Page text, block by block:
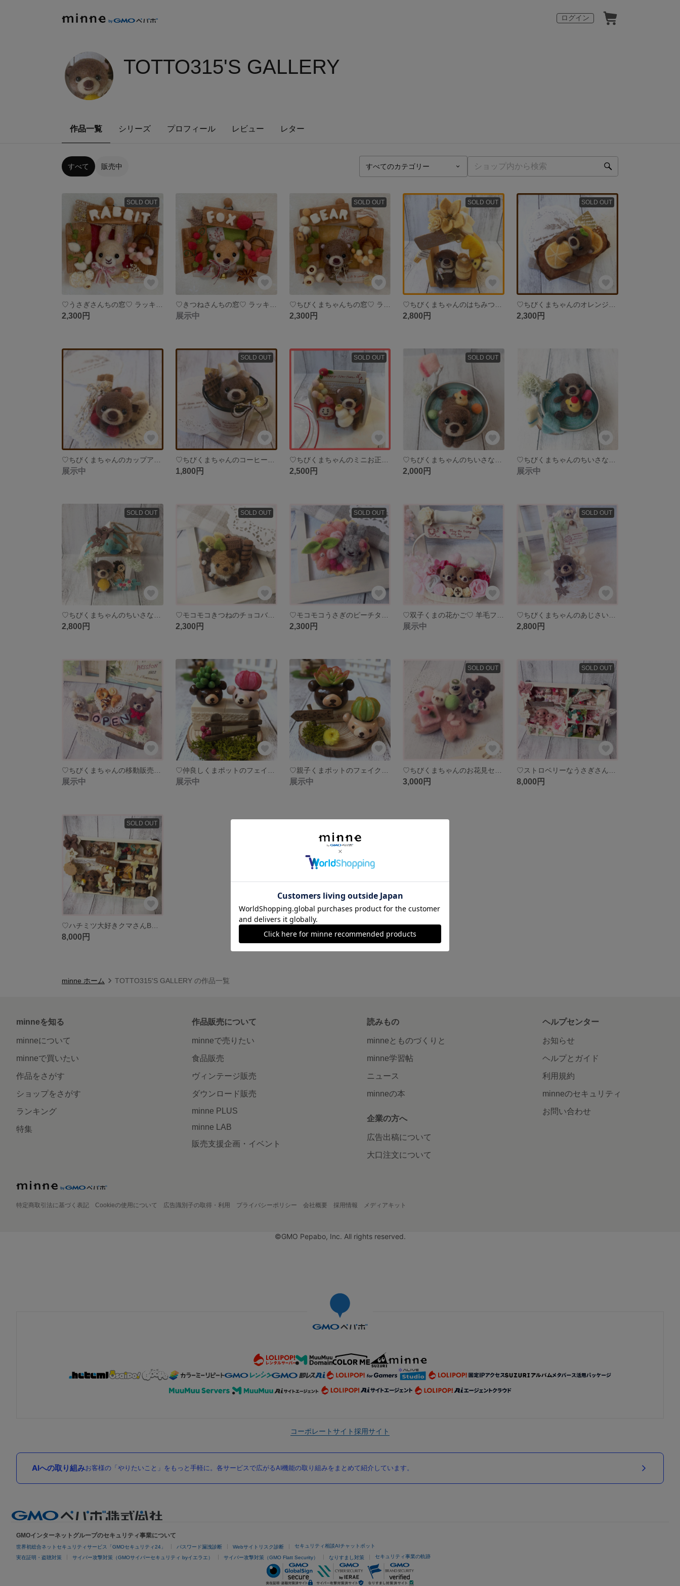
ログイン
TOTTO315'S GALLERY
作品一覧 シリーズ プロフィール レビュー レター
すべて 販売中
SOLD OUT
2,300円 展示中
SOLD OUT
2,300円
SOLD OUT
2,800円
SOLD OUT
2,300円
展示中
SOLD OUT
1,800円
SOLD OUT
2,500円
SOLD OUT
2,000円 展示中
SOLD OUT
2,800円
SOLD OUT
♡モコモコきつねのチョコバナナタルト ブローチ♡ 羊毛フェルト ブローチ タルト ミニチュアスイーツ ミニチュア
2,300円
SOLD OUT
2,300円 展示中
SOLD OUT
2,800円
展示中 展示中 展示中
SOLD OUT
3,000円
SOLD OUT
8,000円
SOLD OUT
8,000円
minne ホーム TOTTO315'S GALLERY の作品一覧
minneを知る
minneについて
minneで買いたい
作品をさがす
ショップをさがす
ランキング
特集
作品販売について
minneで売りたい
食品販売
ヴィンテージ販売
ダウンロード販売
minne PLUS
minne LAB
販売支援企画・イベント
読みもの
minneとものづくりと
minne学習帖
ニュース
minneの本
企業の方へ
広告出稿について
大口注文について
ヘルプセンター
お知らせ
ヘルプとガイド
利用規約
minneのセキュリティ
お問い合わせ
特定商取引法に基づく表記 Cookieの使用について 広告識別子の取得・利用 プライバシーポリシー 会社概要 採用情報 メディアキット
©GMO Pepabo, Inc. All rights reserved.
コーポレートサイト採用サイト
AIへの取り組みお客様の「やりたいこと」をもっと手軽に。各サービスで広がるAI機能の取り組みをまとめて紹介しています。
GMOインターネットグループのセキュリティ事業について
世界初総合ネットセキュリティサービス「GMOセキュリティ24」 パスワード漏洩診断 Webサイトリスク診断 セキュリティ相談AIチャットボット
実在証明・盗聴対策 サイバー攻撃対策（GMOサイバーセキュリティ byイエラエ） サイバー攻撃対策（GMO Flatt Security） なりすまし対策 セキュリティ事業の軌跡